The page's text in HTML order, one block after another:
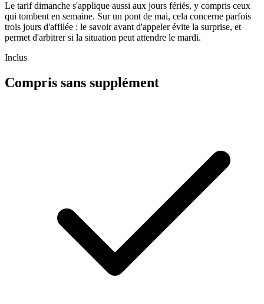
Le tarif dimanche s'applique aussi aux jours fériés, y compris ceux
qui tombent en semaine. Sur un pont de mai, cela concerne parfois
trois jours d'affilée : le savoir avant d'appeler évite la surprise, et
permet d'arbitrer si la situation peut attendre le mardi.
Inclus
Compris sans supplément